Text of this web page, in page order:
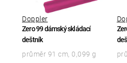
Zero 99 dámský skládací
deštník
Doppler
průměr 91 cm, 0,099 g